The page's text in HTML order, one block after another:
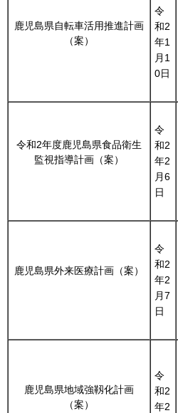
鹿児島県自転車活用推進計画
（案）
令
和2
年1
月1
0日
令和2年度鹿児島県食品衛生
監視指導計画（案）
令
和2
年2
月6
日
鹿児島県外来医療計画（案）
令
和2
年2
月7
日
鹿児島県地域強靱化計画
（案）
令
和2
年2